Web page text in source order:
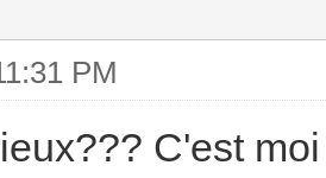
PM
C'est